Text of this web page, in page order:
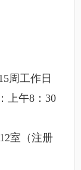
周工作日
上午8：30
室（注册